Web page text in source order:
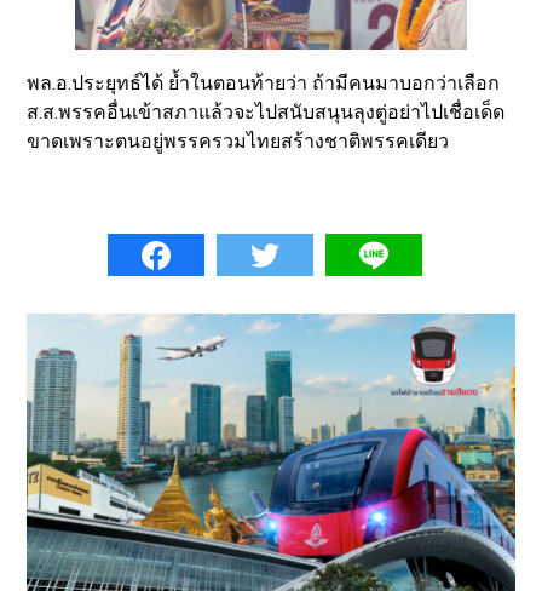
พล.อ.ประยุทธ์ได้ ย้ำในตอนท้ายว่า ถ้ามีคนมาบอกว่าเลือก
ส.ส.พรรคอื่นเข้าสภาแล้วจะไปสนับสนุนลุงตู่อย่าไปเชื่อเด็ด
ขาดเพราะตนอยู่พรรครวมไทยสร้างชาติพรรคเดียว